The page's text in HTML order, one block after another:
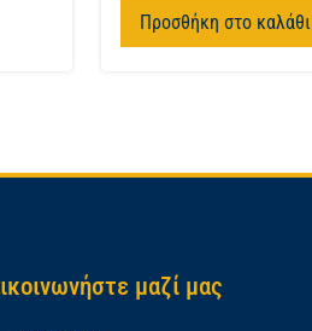
Προσθήκη στο καλάθι
μαζί μας